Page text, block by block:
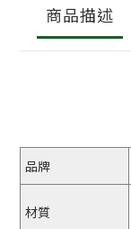
商品描述
品牌
材質